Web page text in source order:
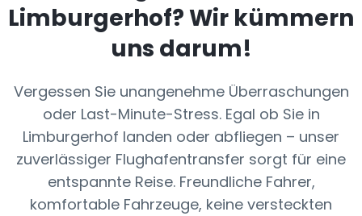
Limburgerhof? Wir kümmern
uns darum!
Vergessen Sie unangenehme Überraschungen
oder Last-Minute-Stress. Egal ob Sie in
Limburgerhof landen oder abfliegen – unser
zuverlässiger Flughafentransfer sorgt für eine
entspannte Reise. Freundliche Fahrer,
komfortable Fahrzeuge, keine versteckten